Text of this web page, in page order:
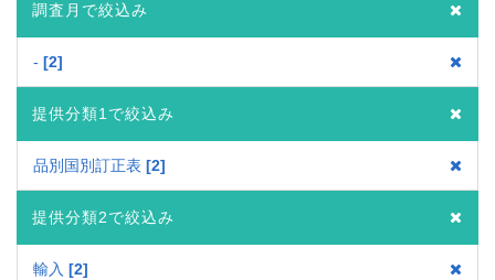
調査月で絞込み
- 2
提供分類1で絞込み
品別国別訂正表 2
提供分類2で絞込み
輸入 2